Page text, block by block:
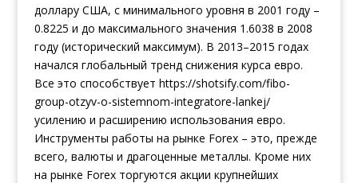
доллару США, с минимального уровня в 2001 году –
0.8225 и до максимального значения 1.6038 в 2008
году (исторический максимум). В 2013–2015 годах
начался глобальный тренд снижения курса евро.
Все это способствует https://shotsify.com/fibo-
group-otzyv-o-sistemnom-integratore-lankej/
усилению и расширению использования евро.
Инструменты работы на рынке Forex – это, прежде
всего, валюты и драгоценные металлы. Кроме них
на рынке Forex торгуются акции крупнейших